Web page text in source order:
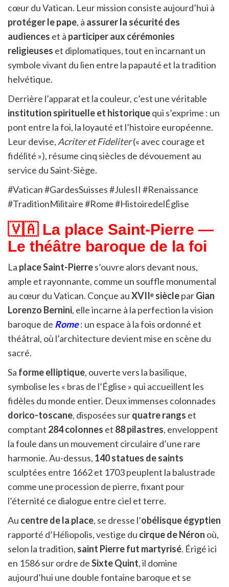
cœur du Vatican. Leur mission consiste aujourd’hui à
protéger le pape, à assurer la sécurité des
audiences et à participer aux cérémonies
religieuses et diplomatiques, tout en incarnant un
symbole vivant du lien entre la papauté et la tradition
helvétique.
Derrière l’apparat et la couleur, c’est une véritable
institution spirituelle et historiquequi s’exprime : un
pont entre la foi, la loyauté et l’histoire européenne.
Leur devise, Acriter et Fideliter(« avec courage et
fidélité »), résume cinq siècles de dévouement au
service du Saint-Siège.
#Vatican #GardesSuisses #JulesII #Renaissance
#TraditionMilitaire #Rome #HistoiredelÉglise
🇻🇦 La place Saint-Pierre —
Le théâtre baroque de la foi
La place Saint-Pierres’ouvre alors devant nous,
ample et rayonnante, comme un souffle monumental
au cœur du Vatican. Conçue auXVIIᵉ siècleparGian
Lorenzo Bernini, elle incarne à la perfection la vision
baroque de Rome: un espace à la fois ordonné et
théâtral, où l’architecture devient mise en scène du
sacré.
Sa forme elliptique, ouverte vers la basilique,
symbolise les « bras de l’Église » qui accueillent les
fidèles du monde entier. Deux immenses colonnades
dorico-toscane, disposées surquatre rangs et
comptant 284 colonnes et 88 pilastres, enveloppent
la foule dans un mouvement circulaire d’une rare
harmonie. Au-dessus, 140 statues de saints
sculptées entre 1662 et 1703 peuplent la balustrade
comme une procession de pierre, fixant pour
l’éternité ce dialogue entre ciel et terre.
Au centre de la place, se dresse l’obélisque égyptien
rapporté d’Héliopolis, vestige du cirque de Néron où,
selon la tradition, saint Pierre fut martyrisé. Érigé ici
en 1586 sur ordre deSixte Quint, il domine
aujourd’hui une double fontaine baroque et se